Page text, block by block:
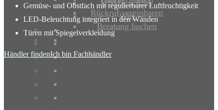
UNOX CASA
Witt
Rückruf vereinbaren
Beratung buchen
Gemüse- und Obstfach mit regulierbarer Luftfeuchtigkeit
LED-Beleuchtung integriert in den Wänden
Türen mit Spiegelverkleidung
Händler findenIch bin Fachhändler